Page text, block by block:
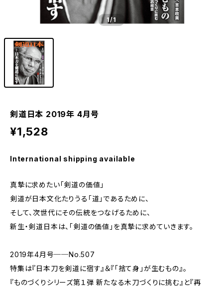
1/1
剣道日本 2019年 4月号
¥1,528
International shipping available
真摯に求めたい「剣道の価値」
剣道が日本文化たりうる「道」であるために、
そして、次世代にその伝統をつなげるために、
新生・剣道日本は、「剣道の価値」を真摯に求めていきます。
2019年4月号──No.507
特集は『日本刀を剣道に宿す』＆『「捨て身」が生むもの』。
『ものづくりシリーズ第１弾 新たなる木刀づくりに挑む』と『再